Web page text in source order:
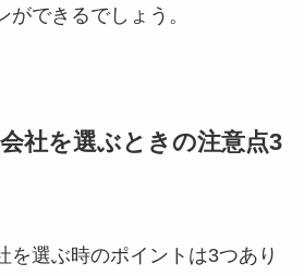
ができるでしょう。
社を選ぶときの注意点3
を選ぶ時のポイントは3つあり